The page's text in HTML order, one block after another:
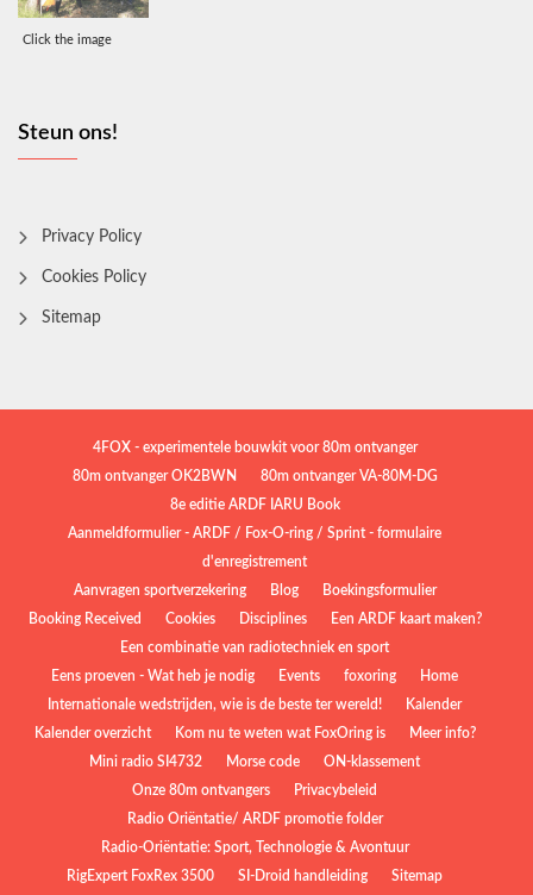
Click the image
Steun ons!
Privacy Policy
Cookies Policy
Sitemap
4FOX - experimentele bouwkit voor 80m ontvanger
80m ontvanger OK2BWN
80m ontvanger VA-80M-DG
8e editie ARDF IARU Book
Aanmeldformulier - ARDF / Fox-O-ring / Sprint - formulaire
d'enregistrement
Aanvragen sportverzekering
Blog
Boekingsformulier
Booking Received
Cookies Disciplines
Een ARDF kaart maken?
Een combinatie van radiotechniek en sport
Eens proeven - Wat heb je nodig
Events foxoring
Home
Internationale wedstrijden, wie is de beste ter wereld!
Kalender
Kalender overzicht
Kom nu te weten wat FoxOring is
Meer info?
Mini radio SI4732
Morse code
ON-klassement
Onze 80m ontvangers
Privacybeleid
Radio Oriëntatie/ ARDF promotie folder
Radio‑Oriëntatie: Sport, Technologie & Avontuur
RigExpert FoxRex 3500
SI-Droid handleiding Sitemap